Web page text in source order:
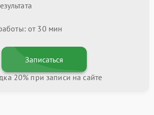
от 30 мин
Записаться
20% при записи на сайте